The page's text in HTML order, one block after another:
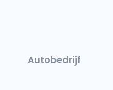
Autobedrijf